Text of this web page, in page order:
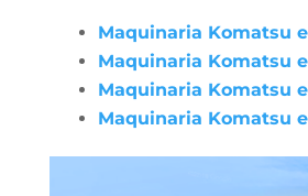
Maquinaria Komatsu
Maquinaria Komatsu
Maquinaria Komatsu
Maquinaria Komatsu